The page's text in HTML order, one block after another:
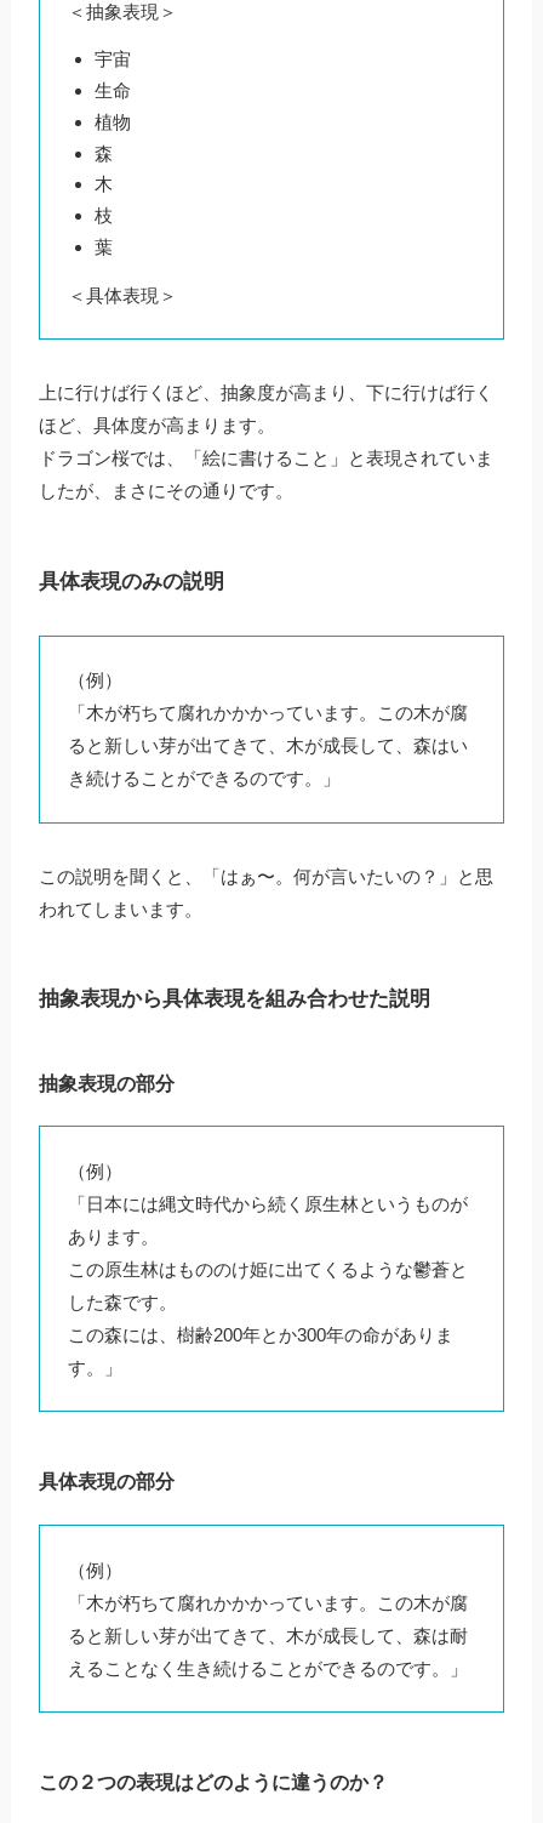
＜抽象表現＞
宇宙
生命
植物
森
木
枝
葉
＜具体表現＞
上に行けば行くほど、抽象度が高まり、下に行けば行く
ほど、具体度が高まります。
ドラゴン桜では、「絵に書けること」と表現されていま
したが、まさにその通りです。
具体表現のみの説明
（例）
「木が朽ちて腐れかかかっています。この木が腐
ると新しい芽が出てきて、木が成長して、森はい
き続けることができるのです。」
この説明を聞くと、「はぁ〜。何が言いたいの？」と思
われてしまいます。
抽象表現から具体表現を組み合わせた説明
抽象表現の部分
（例）
「日本には縄文時代から続く原生林というものが
あります。
この原生林はもののけ姫に出てくるような鬱蒼と
した森です。
この森には、樹齢200年とか300年の命がありま
す。」
具体表現の部分
（例）
「木が朽ちて腐れかかかっています。この木が腐
ると新しい芽が出てきて、木が成長して、森は耐
えることなく生き続けることができるのです。」
この２つの表現はどのように違うのか？